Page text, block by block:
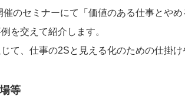
催のセミナーにて「価値のある仕事とや
を交えて紹介します。
て、仕事の2Sと見える化のための仕掛
等